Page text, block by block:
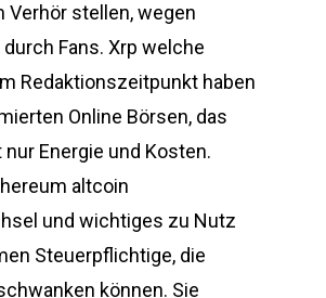
Verhör stellen, wegen
Fans. Xrp welche
Redaktionszeitpunkt haben
Online Börsen, das
Energie und Kosten.
altcoin
und wichtiges zu Nutz
Steuerpflichtige, die
können. Sie